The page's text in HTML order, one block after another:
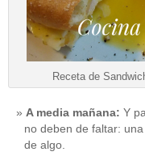
Receta de
A media mañana: Y
no deben de faltar:
de algo.